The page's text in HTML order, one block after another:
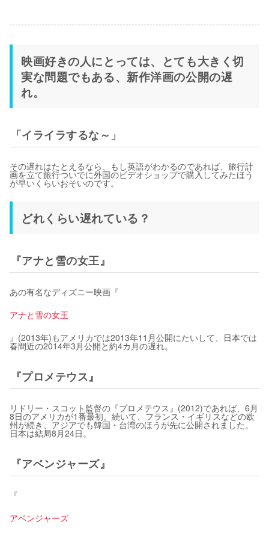
映画好きの人にとっては、とても大きく切
実な問題でもある、新作洋画の公開の遅
れ。
「イライラするな～」
その遅れはたとえるなら、もし英語がわかるのであれば、旅行計
画を立て旅行ついでに外国のビデオショップで購入してみたほう
が早いくらいおそいのです。
どれくらい遅れている？
『アナと雪の女王』
あの有名なディズニー映画『
アナと雪の女王
』(2013年)もアメリカでは2013年11月公開にたいして、日本では
春間近の2014年3月公開と約4カ月の遅れ。
『プロメテウス』
リドリー・スコット監督の『プロメテウス』(2012)であれば、6月
8日のアメリカが1番最初。続いて、フランス・イギリスなどの欧
州が続き、アジアでも韓国・台湾のほうが先に公開されました。
日本は結局8月24日。
『アベンジャーズ』
『
アベンジャーズ